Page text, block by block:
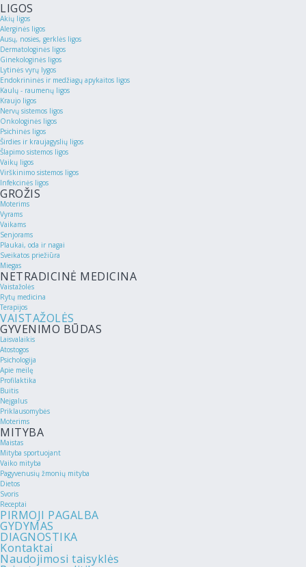
LIGOS
Akių ligos
Alerginės ligos
Ausų, nosies, gerklės ligos
Dermatologinės ligos
Ginekologinės ligos
Lytinės vyrų lygos
Endokrininės ir medžiagų apykaitos ligos
Kaulų - raumenų ligos
Kraujo ligos
Nervų sistemos ligos
Onkologinės ligos
Psichinės ligos
Širdies ir kraujagyslių ligos
Šlapimo sistemos ligos
Vaikų ligos
Virškinimo sistemos ligos
Infekcinės ligos
GROŽIS
Moterims
Vyrams
Vaikams
Senjorams
Plaukai, oda ir nagai
Sveikatos priežiūra
Miegas
NETRADICINĖ MEDICINA
Vaistažolės
Rytų medicina
Terapijos
VAISTAŽOLĖS
GYVENIMO BŪDAS
Laisvalaikis
Atostogos
Psichologija
Apie meilę
Profilaktika
Buitis
Neįgalus
Priklausomybės
Moterims
MITYBA
Maistas
Mityba sportuojant
Vaiko mityba
Pagyvenusių žmonių mityba
Dietos
Svoris
Receptai
PIRMOJI PAGALBA
GYDYMAS
DIAGNOSTIKA
Kontaktai
Naudojimosi taisyklės